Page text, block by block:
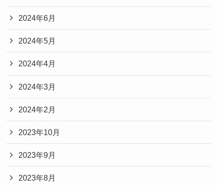
2024年6月
2024年5月
2024年4月
2024年3月
2024年2月
2023年10月
2023年9月
2023年8月